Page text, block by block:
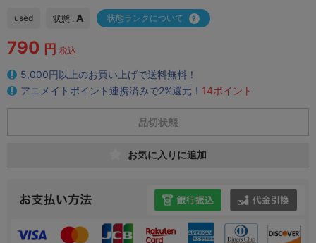
used 状態 : A 状態ランクについて
790 円 税込
5,000円以上のお買い上げで送料無料！
アニメイトポイント連携済みで2%還元！ 14ポイント
品切状態
お気に入りに追加